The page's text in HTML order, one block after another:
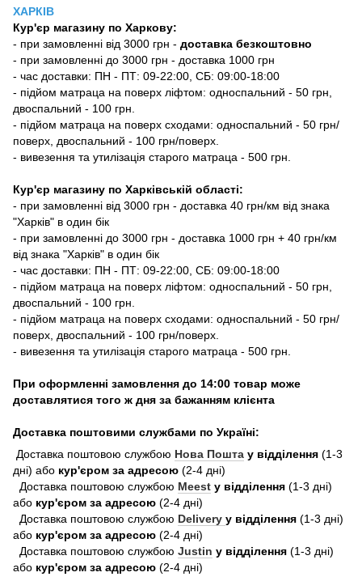
ХАРКІВ
Кур'єр магазину по Харкову:
- при замовленні від 3000 грн - доставка безкоштовно
- при замовленні до 3000 грн - доставка 1000 грн
- час доставки: ПН - ПТ: 09-22:00, СБ: 09:00-18:00
- підйом матраца на поверх ліфтом: односпальний - 50 грн,
двоспальний - 100 грн.
- підйом матраца на поверх сходами: односпальний - 50 грн/
поверх, двоспальний - 100 грн/поверх.
- вивезення та утилізація старого матраца - 500 грн.
Кур'єр магазину по Харківській області:
- при замовленні від 3000 грн - доставка 40 грн/км від знака
"Харків" в один бік
- при замовленні до 3000 грн - доставка 1000 грн + 40 грн/км
від знака "Харків" в один бік
- час доставки: ПН - ПТ: 09-22:00, СБ: 09:00-18:00
- підйом матраца на поверх ліфтом: односпальний - 50 грн,
двоспальний - 100 грн.
- підйом матраца на поверх сходами: односпальний - 50 грн/
поверх, двоспальний - 100 грн/поверх.
- вивезення та утилізація старого матраца - 500 грн.
При оформленні замовлення до 14:00 товар може
доставлятися того ж дня за бажанням клієнта
Доставка поштовими службами по Україні:
Доставка поштовою службою Нова Пошта у відділення (1-3
дні) або кур'єром за адресою (2-4 дні)
Доставка поштовою службою Meest у відділення (1-3 дні)
або кур'єром за адресою (2-4 дні)
Доставка поштовою службою Delivery у відділення (1-3 дні)
або кур'єром за адресою (2-4 дні)
Доставка поштовою службою Justin у відділення (1-3 дні)
або кур'єром за адресою (2-4 дні)